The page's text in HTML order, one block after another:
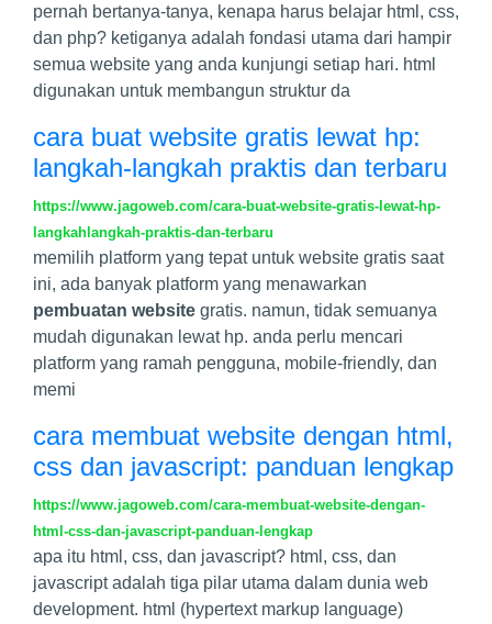
pernah bertanya-tanya, kenapa harus belajar html, css,
dan php? ketiganya adalah fondasi utama dari hampir
semua website yang anda kunjungi setiap hari. html
digunakan untuk membangun struktur da
cara buat website gratis lewat hp:
langkah-langkah praktis dan terbaru
https://www.jagoweb.com/cara-buat-website-gratis-lewat-hp-
langkahlangkah-praktis-dan-terbaru
memilih platform yang tepat untuk website gratis saat
ini, ada banyak platform yang menawarkan
pembuatan website gratis. namun, tidak semuanya
mudah digunakan lewat hp. anda perlu mencari
platform yang ramah pengguna, mobile-friendly, dan
memi
cara membuat website dengan html,
css dan javascript: panduan lengkap
https://www.jagoweb.com/cara-membuat-website-dengan-
html-css-dan-javascript-panduan-lengkap
apa itu html, css, dan javascript? html, css, dan
javascript adalah tiga pilar utama dalam dunia web
development. html (hypertext markup language)